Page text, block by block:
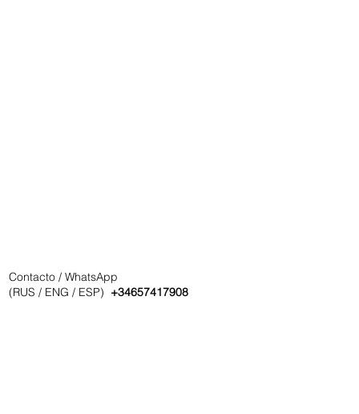
Contacto / WhatsApp
(RUS / ENG / ESP) +34657417908